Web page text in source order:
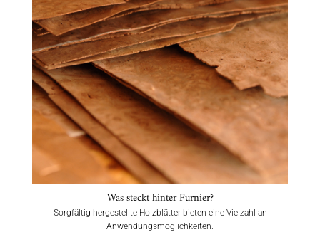
Was steckt hinter Furnier?
Sorgfältig hergestellte Holzblätter bieten eine Vielzahl an
Anwendungsmöglichkeiten.